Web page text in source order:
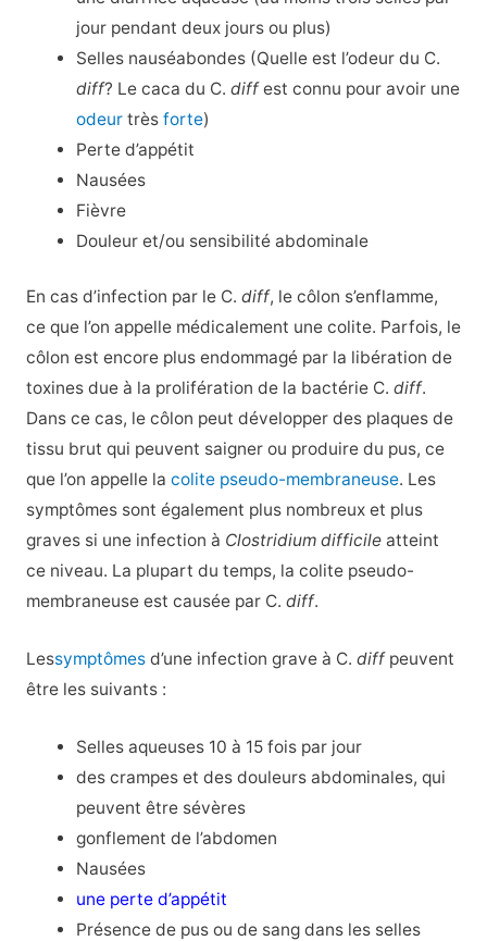
jour pendant deux jours ou plus)
Selles nauséabondes (Quelle est l’odeur du C.
diff? Le caca du C.diffest connu pour avoir une
odeur trèsforte)
Perte d’appétit
Nausées
Fièvre
Douleur et/ou sensibilité abdominale
En cas d’infection par le C. diff, le côlon s’enflamme,
ce que l’on appelle médicalement une colite. Parfois, le
côlon est encore plus endommagé par la libération de
toxines due à la prolifération de la bactérie C. diff.
Dans ce cas, le côlon peut développer des plaques de
tissu brut qui peuvent saigner ou produire du pus, ce
que l’on appelle la colite pseudo-membraneuse. Les
symptômes sont également plus nombreux et plus
graves si une infection à Clostridium difficileatteint
ce niveau. La plupart du temps, la colite pseudo-
membraneuse est causée par C. diff.
Lessymptômesd’une infection grave à C. diffpeuvent
être les suivants :
Selles aqueuses 10 à 15 fois par jour
des crampes et des douleurs abdominales, qui
peuvent être sévères
gonflement de l’abdomen
Nausées
une perte d’appétit
Présence de pus ou de sang dans les selles